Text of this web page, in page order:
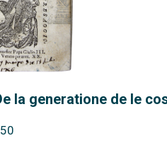
la generatione de le